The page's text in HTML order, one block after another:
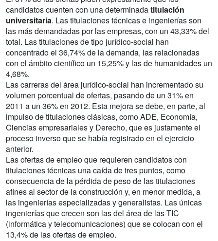
candidatos cuenten con una determinadatitulación
universitaria. Las titulaciones técnicas e ingenierías son
las más demandadas por las empresas, con un 43,33% del
total. Las titulaciones de tipo jurídico-social han
concentrado el 36,74% de la demanda, las relacionadas
con el ámbito científico un 15,25% y las de humanidades un
4,68%.
Las carreras del área jurídico-social han incrementado su
volumen porcentual de ofertas, pasando de un 31% en
2011 a un 36% en 2012. Esta mejora se debe, en parte, al
impulso de titulaciones clásicas, como ADE, Economía,
Ciencias empresariales y Derecho, que es justamente el
proceso inverso que se había registrado en el ejercicio
anterior.
Las ofertas de empleo que requieren candidatos con
titulaciones técnicas una caída de tres puntos, como
consecuencia de la pérdida de peso de las titulaciones
afines al sector de la construcción y, en menor medida, a
las ingenierías especializadas y generalistas. Las únicas
ingenierías que crecen son las del área de las TIC
(informática y telecomunicaciones) que se colocan con el
13,4% de las ofertas de empleo.